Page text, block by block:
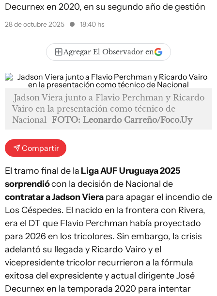
Decurnex en 2020, en su segundo año de gestión
28 de octubre 2025 18:40 hs
Agregar El Observador en
Jadson Viera junto a Flavio Perchman y Ricardo
Vairo en la presentación como técnico de
Nacional FOTO: Leonardo Carreño/Foco.Uy
Compartir
El tramo final de la Liga AUF Uruguaya 2025
sorprendiócon la decisión de Nacional de
contratar a Jadson Viera para apagar el incendio de
Los Céspedes. El nacido en la frontera con Rivera,
era el DT que Flavio Perchman había proyectado
para 2026 en los tricolores. Sin embargo, la crisis
adelantó su llegada y Ricardo Vairo y el
vicepresidente tricolor recurrieron a la fórmula
exitosa del expresidente y actual dirigente José
Decurnex en la temporada 2020 para intentar